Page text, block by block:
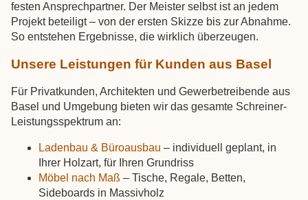
festen Ansprechpartner. Der Meister selbst ist an jedem
Projekt beteiligt – von der ersten Skizze bis zur Abnahme.
So entstehen Ergebnisse, die wirklich überzeugen.
Unsere Leistungen für Kunden aus Basel
Für Privatkunden, Architekten und Gewerbetreibende aus
Basel und Umgebung bieten wir das gesamte Schreiner-
Leistungsspektrum an:
Ladenbau & Büroausbau – individuell geplant, in
Ihrer Holzart, für Ihren Grundriss
Möbel nach Maß – Tische, Regale, Betten,
Sideboards in Massivholz